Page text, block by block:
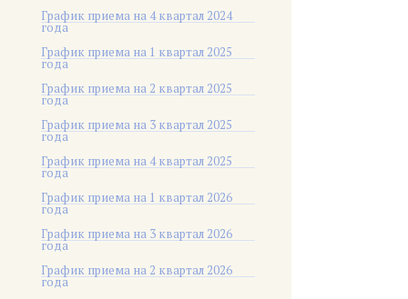
График приема на 4 квартал 2024
года
График приема на 1 квартал 2025
года
График приема на 2 квартал 2025
года
График приема на 3 квартал 2025
года
График приема на 4 квартал 2025
года
График приема на 1 квартал 2026
года
График приема на 3 квартал 2026
года
График приема на 2 квартал 2026
года